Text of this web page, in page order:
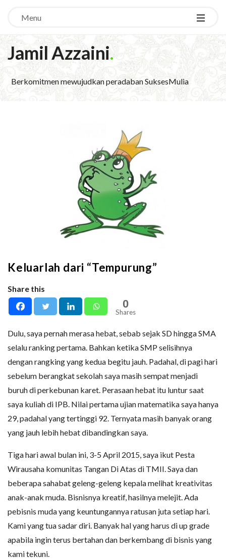
Menu
Jamil Azzaini.
Berkomitmen mewujudkan peradaban SuksesMulia
Keluarlah dari “Tempurung”
Share this
0
Shares
Dulu, saya pernah merasa hebat, sebab sejak SD hingga SMA
selalu ranking pertama. Bahkan ketika SMP selisihnya
dengan rangking yang kedua begitu jauh. Padahal, di pagi hari
sebelum berangkat sekolah saya masih sempat menjadi
buruh di perkebunan karet. Perasaan hebat itu luntur saat
saya kuliah di IPB. Nilai pertama ujian matematika saya hanya
29, padahal yang tertinggi 92. Ternyata masih banyak orang
yang jauh lebih hebat dibandingkan saya.
Tiga hari awal bulan ini, 3-5 April 2015, saya ikut Pesta
Wirausaha komunitas Tangan Di Atas di TMII. Saya dan
beberapa sahabat geleng-geleng kepala melihat kreativitas
anak-anak muda. Bisnisnya kreatif, hasilnya melejit. Ada
pebisnis muda yang keuntungannya ratusan juta setiap hari.
Kami yang tua sadar diri. Banyak hal yang harus di up grade
apabila ingin terus bertahan dan berkembang di bisnis yang
kami tekuni.